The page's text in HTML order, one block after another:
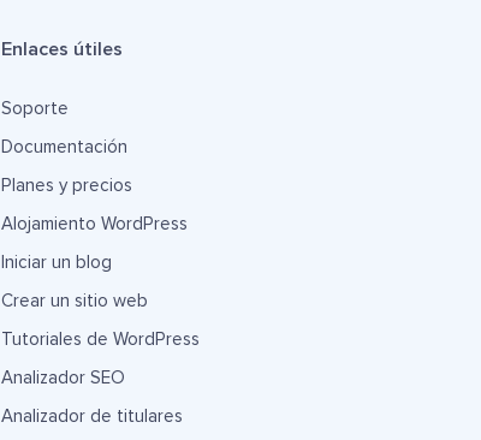
Enlaces útiles
Soporte
Documentación
Planes y precios
Alojamiento WordPress
Iniciar un blog
Crear un sitio web
Tutoriales de WordPress
Analizador SEO
Analizador de titulares